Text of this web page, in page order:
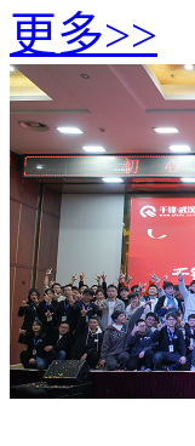
更多>>